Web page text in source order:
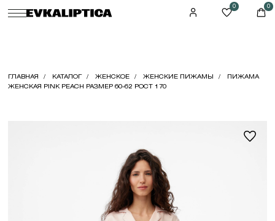
0 0
ГЛАВНАЯ КАТАЛОГ ЖЕНСКОЕ ЖЕНСКИЕ ПИЖАМЫ
ПИЖАМА
ЖЕНСКАЯ PINK PEACH РАЗМЕР 60-62 РОСТ 170